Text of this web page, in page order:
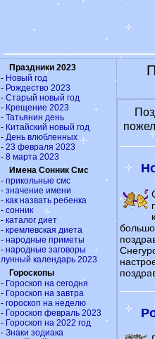
Праздники 2023
- Новый год
- Рождество 2023
- Старый новый год
- Крещение 2023
- Татьянин день
- Китайский новый год
- День влюбленных
- 23 февраля 2023
- 8 марта 2023
Имена Сонник Смс
- прикольные смс
- значение имени
- как назвать ребенка
- сонник
- каталог диет
- кремлевская диета
- народные приметы
- народные заговоры
лунный календарь 2023
Гороскопы
- Гороскоп на сегодня
- Гороскоп на завтра
- гороскоп на неделю
- Гороскоп февраль 2023
- Гороскоп на 2022 год
- Знаки зодиака